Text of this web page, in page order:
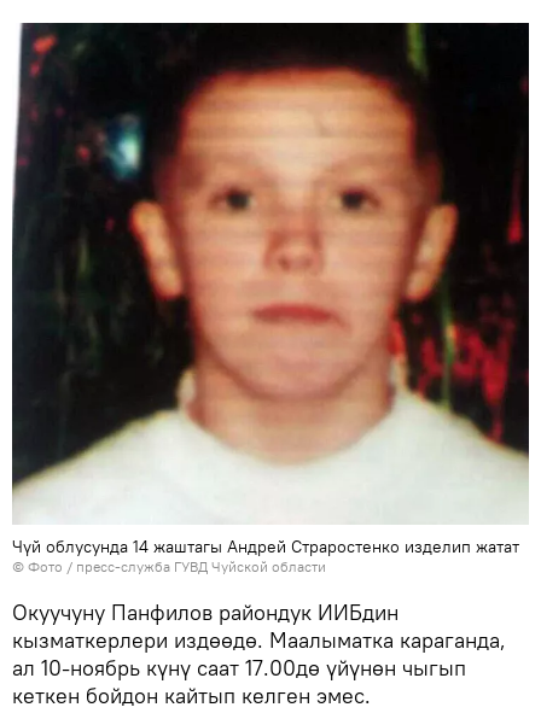
Чүй облусунда 14 жаштагы Андрей Страростенко изделип жатат
© Фото / пресс-служба ГУВД Чуйской области
Окуучуну Панфилов райондук ИИБдин
кызматкерлери издөөдө. Маалыматка караганда,
ал 10-ноябрь күнү саат 17.00дө үйүнөн чыгып
кеткен бойдон кайтып келген эмес.